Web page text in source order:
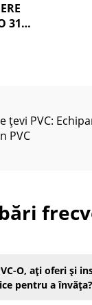
315-
țevi PVC:
PVC
O, ați oferi și
pentru a învăța?